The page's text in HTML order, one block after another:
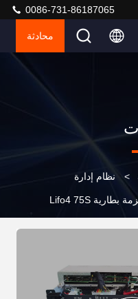
0086-731-86187065
محادثة
> نظام إدارة
البطارية مع منفذ اتصال RS485/CAN لحزمة بطارية Lifo4 75S